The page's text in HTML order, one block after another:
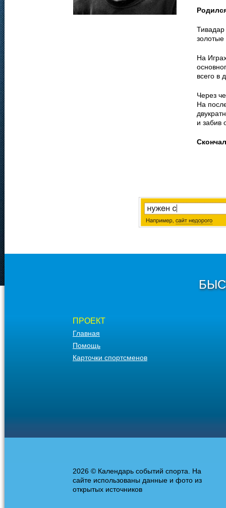
На
всего в
Через
На
и забив
ПРОЕКТ
Главная
Помощь
Карточки спортсменов
2026 © Календарь событий спорта. На
сайте использованы данные и фото из
открытых источников